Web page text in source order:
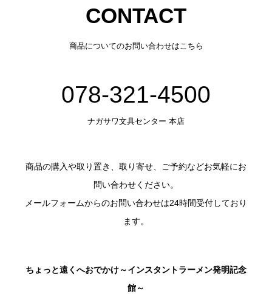
CONTACT
商品についてのお問い合わせはこちら
078-321-4500
ナガサワ文具センター 本店
商品の購入や取り置き、取り寄せ、ご予約などお気軽にお
問い合わせください。
メールフォームからのお問い合わせは24時間受付しており
ます。
ちょっと遠くへおでかけ～インスタントラーメン発明記念
館～